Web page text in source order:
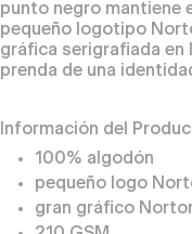
punto negro mantiene
pequeño logotipo
gráfica serigrafiada
prenda de una
Información del
100% algodón
pequeño logo
gran gráfico